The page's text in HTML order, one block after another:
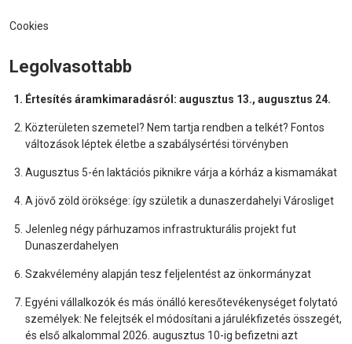
Cookies
Legolvasottabb
Értesítés áramkimaradásról: augusztus 13., augusztus 24.
Közterületen szemetel? Nem tartja rendben a telkét? Fontos
változások léptek életbe a szabálysértési törvényben
Augusztus 5-én laktációs piknikre várja a kórház a kismamákat
A jövő zöld öröksége: így születik a dunaszerdahelyi Városliget
Jelenleg négy párhuzamos infrastrukturális projekt fut
Dunaszerdahelyen
Szakvélemény alapján tesz feljelentést az önkormányzat
Egyéni vállalkozók és más önálló keresőtevékenységet folytató
személyek: Ne felejtsék el módosítani a járulékfizetés összegét,
és első alkalommal 2026. augusztus 10-ig befizetni azt